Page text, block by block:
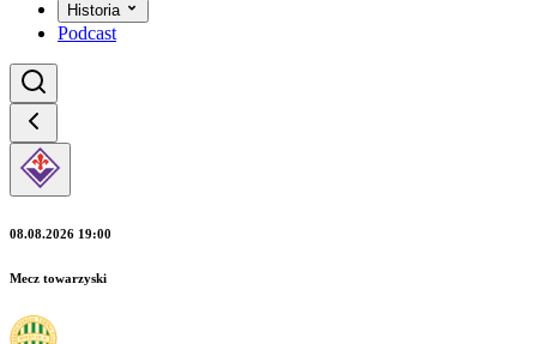
Historia
Podcast
08.08.2026 19:00
Mecz towarzyski